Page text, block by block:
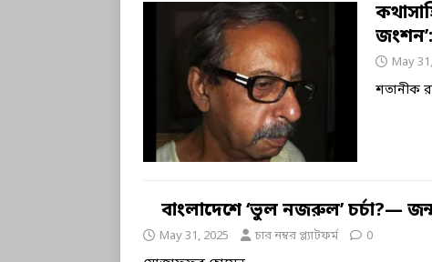
May
শতানীক
বাংলাদেশে ‘ভুল নজরুল’ চর্চা?—
May 31, 2025 চার নম্বর প্ল্যাটফর্ম 0